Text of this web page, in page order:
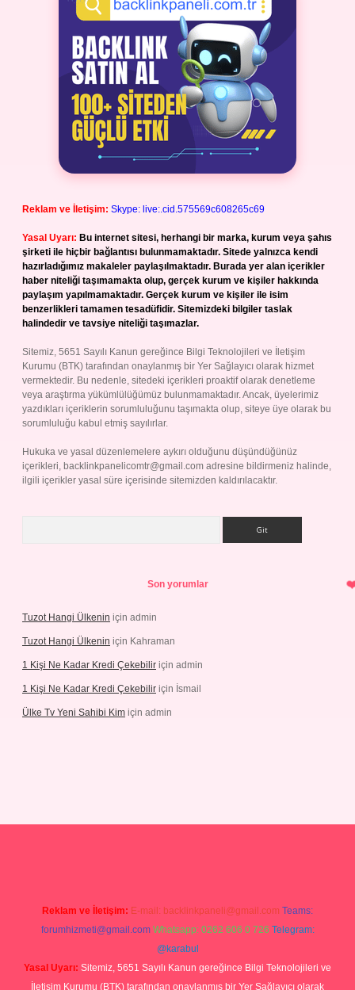
Reklam ve İletişim: Skype: live:.cid.575569c608265c69
Yasal Uyarı: Bu internet sitesi, herhangi bir marka, kurum veya şahıs
şirketi ile hiçbir bağlantısı bulunmamaktadır. Sitede yalnızca kendi
hazırladığımız makaleler paylaşılmaktadır. Burada yer alan içerikler
haber niteliği taşımamakta olup, gerçek kurum ve kişiler hakkında
paylaşım yapılmamaktadır. Gerçek kurum ve kişiler ile isim
benzerlikleri tamamen tesadüfidir. Sitemizdeki bilgiler taslak
halindedir ve tavsiye niteliği taşımazlar.
Sitemiz, 5651 Sayılı Kanun gereğince Bilgi Teknolojileri ve İletişim
Kurumu (BTK) tarafından onaylanmış bir Yer Sağlayıcı olarak hizmet
vermektedir. Bu nedenle, sitedeki içerikleri proaktif olarak denetleme
veya araştırma yükümlülüğümüz bulunmamaktadır. Ancak, üyelerimiz
yazdıkları içeriklerin sorumluluğunu taşımakta olup, siteye üye olarak bu
sorumluluğu kabul etmiş sayılırlar.
Hukuka ve yasal düzenlemelere aykırı olduğunu düşündüğünüz
içerikleri, backlinkpanelicomtr@gmail.com adresine bildirmeniz halinde,
ilgili içerikler yasal süre içerisinde sitemizden kaldırılacaktır.
Son yorumlar
Tuzot Hangi Ülkenin için admin
Tuzot Hangi Ülkenin için Kahraman
1 Kişi Ne Kadar Kredi Çekebilir için admin
1 Kişi Ne Kadar Kredi Çekebilir için İsmail
Ülke Tv Yeni Sahibi Kim için admin
Reklam ve İletişim: E-mail: backlinkpaneli@gmail.com Teams:
forumhizmeti@gmail.com Whatsapp: 0262 606 0 726 Telegram:
@karabul
Yasal Uyarı: Sitemiz, 5651 Sayılı Kanun gereğince Bilgi Teknolojileri ve
İletişim Kurumu (BTK) tarafından onaylanmış bir Yer Sağlayıcı olarak